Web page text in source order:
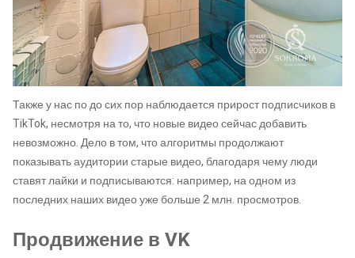
Также у нас по до сих пор наблюдается прирост подписчиков в
TikTok, несмотря на то, что новые видео сейчас добавить
невозможно. Дело в том, что алгоритмы продолжают
показывать аудитории старые видео, благодаря чему люди
ставят лайки и подписываются: например, на одном из
последних наших видео уже больше 2 млн. просмотров.
Продвижение в VK